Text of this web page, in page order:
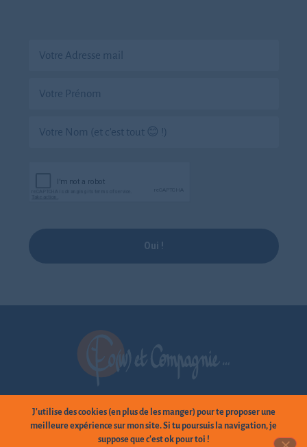
Oui !
Linkedin
J'utilise des cookies (en plus de les manger) pour te proposer une
meilleure expérience sur mon site. Si tu poursuis la navigation, je
suppose que c'est ok pour toi !